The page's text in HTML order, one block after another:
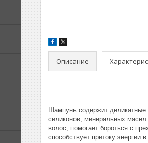
Описание
Шампунь содержит
силиконов, минеральных
волос, помогает бороться с
способствует притоку